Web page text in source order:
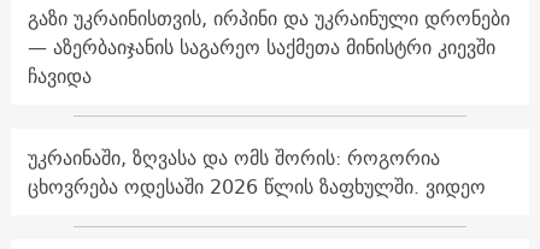
გაზი უკრაინისთვის, ირპინი და უკრაინული დრონები
— აზერბაიჯანის საგარეო საქმეთა მინისტრი კიევში
ჩავიდა
უკრაინაში, ზღვასა და ომს შორის: როგორია
ცხოვრება ოდესაში 2026 წლის ზაფხულში. ვიდეო